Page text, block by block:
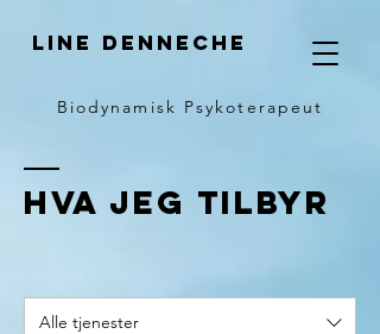
LINE DENNECHE
Biodynamisk Psykoterapeut
Hva jeg tilbyr
Alle tjenester